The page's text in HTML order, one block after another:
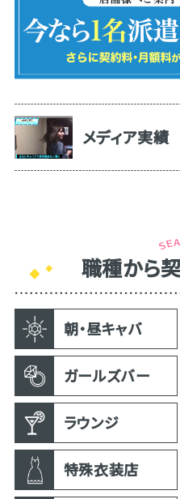
メディア実績
職種から
朝・昼キャバ
ガールズバー
ラウンジ
特殊衣装店